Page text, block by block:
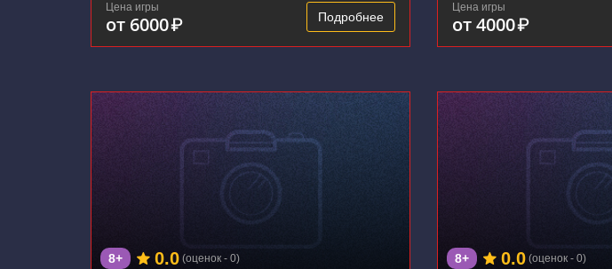
Цена игры
от 6000₽ Подробнее
Цена игры
от 4000₽
8+ 0.0 (оценок - 0) 8+ 0.0 (оценок - 0)